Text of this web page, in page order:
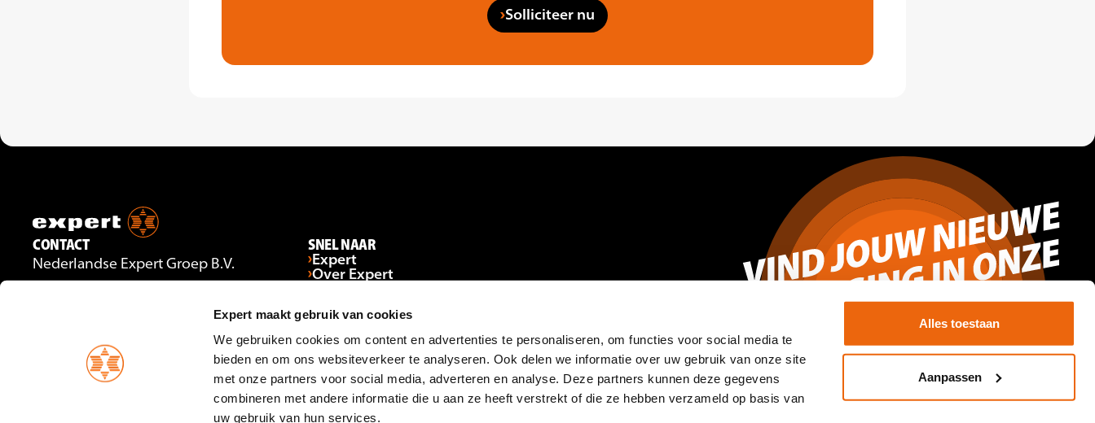
Expert maakt gebruik van cookies
We gebruiken cookies om content en advertenties te personaliseren, om functies voor social media te
bieden en om ons websiteverkeer te analyseren. Ook delen we informatie over uw gebruik van onze site
met onze partners voor social media, adverteren en analyse. Deze partners kunnen deze gegevens
combineren met andere informatie die u aan ze heeft verstrekt of die ze hebben verzameld op basis van
uw gebruik van hun services.
Alles toestaan
Aanpassen
Solliciteer nu
CONTACT
Nederlandse Expert Groep B.V.
Gildenstraat 7
Facebook
Instagram
YouTube
LinkedIn
SNEL NAAR
Expert
Over Expert
Open sollicitaties
Contact
Bekijk vacatures